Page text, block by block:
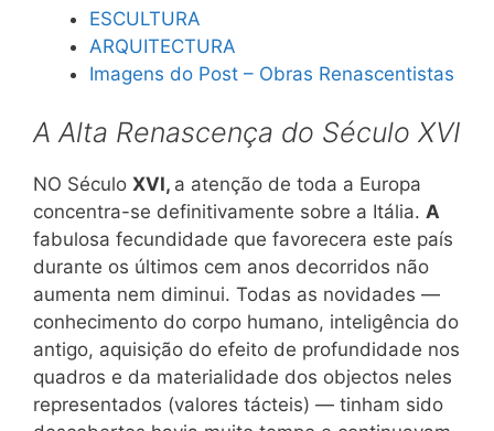
ESCULTURA
ARQUITECTURA
Imagens do Post – Obras Renascentistas
A Alta Renascença do Século XVI
NO Século XVI, a atenção de toda a Europa
concentra-se definitivamente sobre a Itália. A
fabulosa fecundidade que favorecera este país
durante os últimos cem anos decorridos não
aumenta nem diminui. Todas as novidades —
conhecimento do corpo humano, inteligência do
antigo, aquisição do efeito de profundidade nos
quadros e da materialidade dos objectos neles
representados (valores tácteis) — tinham sido